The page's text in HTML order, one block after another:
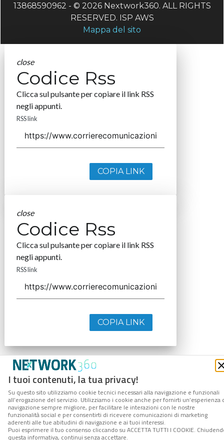
I tuoi contenuti, la tua privacy!
Su questo sito utilizziamo cookie tecnici necessari alla navigazione e funzionali
all’erogazione del servizio. Utilizziamo i cookie anche per fornirti un’esperienza
navigazione sempre migliore, per facilitare le interazioni con le nostre
funzionalità social e per consentirti di ricevere comunicazioni di marketing
aderenti alle tue abitudini di navigazione e ai tuoi interessi.
Puoi esprimere il tuo consenso cliccando su ACCETTA TUTTI I COOKIE.
questa informativa, continui senza accettare.
13868590962 - © 2026 Nextwork360. ALL RIGHTS
RESERVED. ISP AWS
Mappa del sito
close
Codice Rss
Clicca sul pulsante per copiare il link RSS
negli appunti.
RSS link
COPIA LINK
close
Codice Rss
Clicca sul pulsante per copiare il link RSS
negli appunti.
RSS link
COPIA LINK